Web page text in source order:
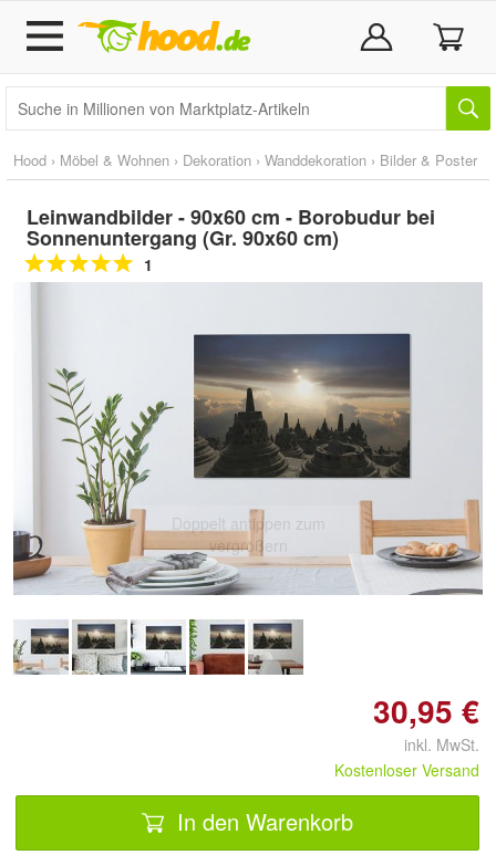
Hood › Möbel & Wohnen › Dekoration › Wanddekoration › Bilder & Poster
Leinwandbilder - 90x60 cm - Borobudur bei
Sonnenuntergang (Gr. 90x60 cm)
1
Doppelt antippen zum
vergrößern
30,95 €
inkl. MwSt.
Kostenloser Versand
In den Warenkorb